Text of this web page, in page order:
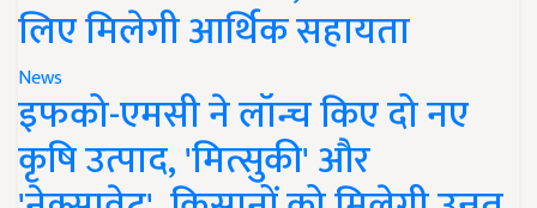
लिए मिलेगी आर्थिक सहायता
News
इफको-एमसी ने लॉन्च किए दो नए
कृषि उत्पाद, 'मित्सुकी' और